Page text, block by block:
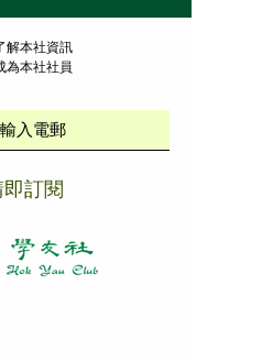
解本社資訊
為本社社員
訂閱